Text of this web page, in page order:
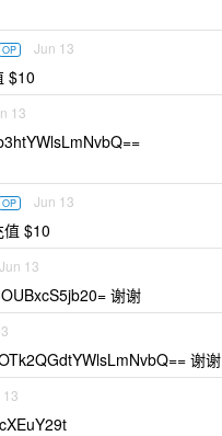
OP Jun 13
$10
13
OP Jun 13
值 $10
Jun 13
谢谢
谢谢